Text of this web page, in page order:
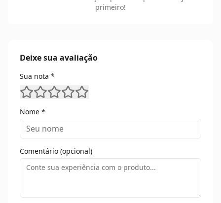
primeiro!
Deixe sua avaliação
Sua nota *
Nome *
Comentário (opcional)